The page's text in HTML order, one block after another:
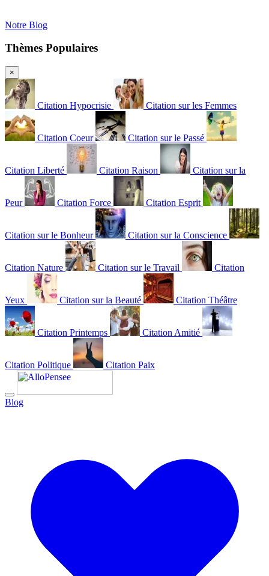
Notre Blog
Thèmes Populaires
×
Citation Hypocrisie Citation sur les Femmes
Citation Coeur Citation sur le Passé
Citation Liberté Citation Raison Citation sur la
Peur Citation Force Citation Esprit
Citation sur le Bonheur Citation sur la Conscience
Citation Nature Citation sur le Travail Citation
Yeux Citation sur la Beauté Citation Théâtre
Citation Printemps Citation Amitié
Citation Politique Citation Paix
Blog